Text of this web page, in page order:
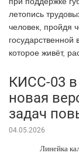
летопись
человек, пройдя
которое живёт,
КИСС-03
новая
задач
04.05.2026
Линейка